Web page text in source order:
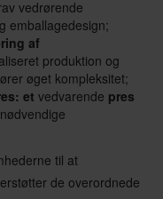
vedrørende
emballagedesign;
af
produktion og
øget kompleksitet;
et vedvarende pres
til at
de overordnede